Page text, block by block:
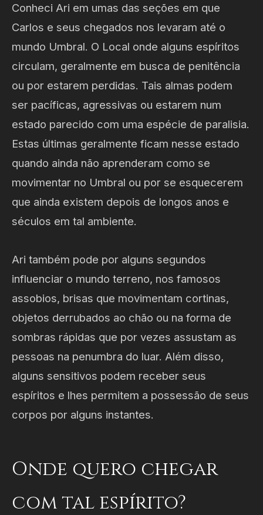
Conheci Ari em umas das seções em que
Carlos e seus chegados nos levaram até o
mundo Umbral. O Local onde alguns espíritos
circulam, geralmente em busca de penitência
ou por estarem perdidas. Tais almas podem
ser pacíficas, agressivas ou estarem num
estado parecido com uma espécie de paralisia.
Estas últimas geralmente ficam nesse estado
quando ainda não aprenderam como se
movimentar no Umbral ou por se esquecerem
que ainda existem depois de longos anos e
séculos em tal ambiente.
Ari também pode por alguns segundos
influenciar o mundo terreno, nos famosos
assobios, brisas que movimentam cortinas,
objetos derrubados ao chão ou na forma de
sombras rápidas que por vezes assustam as
pessoas na penumbra do luar. Além disso,
alguns sensitivos podem receber seus
espíritos e lhes permitem a possessão de seus
corpos por alguns instantes.
Onde quero chegar
com tal espírito?